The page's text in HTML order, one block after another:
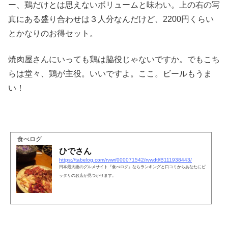
ー、鶏だけとは思えないボリュームと味わい。上の右の写
真にある盛り合わせは３人分なんだけど、2200円くらい
とかなりのお得セット。
焼肉屋さんにいっても鶏は脇役じゃないですか。でもこち
らは堂々、鶏が主役。いいですよ。ここ。ビールもうま
い！
食べログ
ひでさん
https://tabelog.com/rvwr/000071542/rvwdtl/B111938443/
日本最大級のグルメサイト『食べログ』ならランキングと口コミからあなたにピ
ッタリのお店が見つかります。